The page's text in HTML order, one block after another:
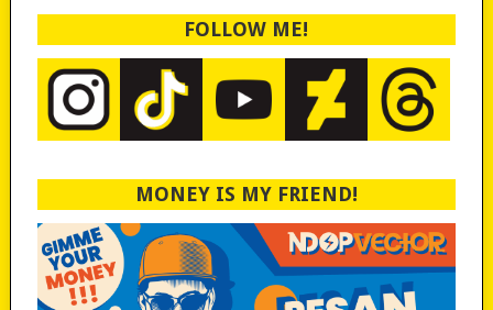
FOLLOW ME!
MONEY IS MY FRIEND!